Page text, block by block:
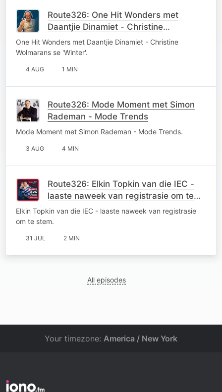
Route326: One Hit Wonders met
Daantjie Dinamiet - Christine
Wolmarans se 'Winter'
One Hit Wonders met Daantjie Dinamiet - Christine
Wolmarans se 'Winter'.
4 AUG 1 MIN
Route326: Mode Moment met Simon
Rademan - Mode Trends
Mode Moment met Simon Rademan - Mode Trends.
3 AUG 4 MIN
Route326: Elkin Topkin van die IEC -
laaste naweek van registrasie om te
stem
Elkin Topkin van die IEC - laaste naweek van registrasie
om te stem.
31 JUL 2 MIN
All episodes
Your timezone: America / New York